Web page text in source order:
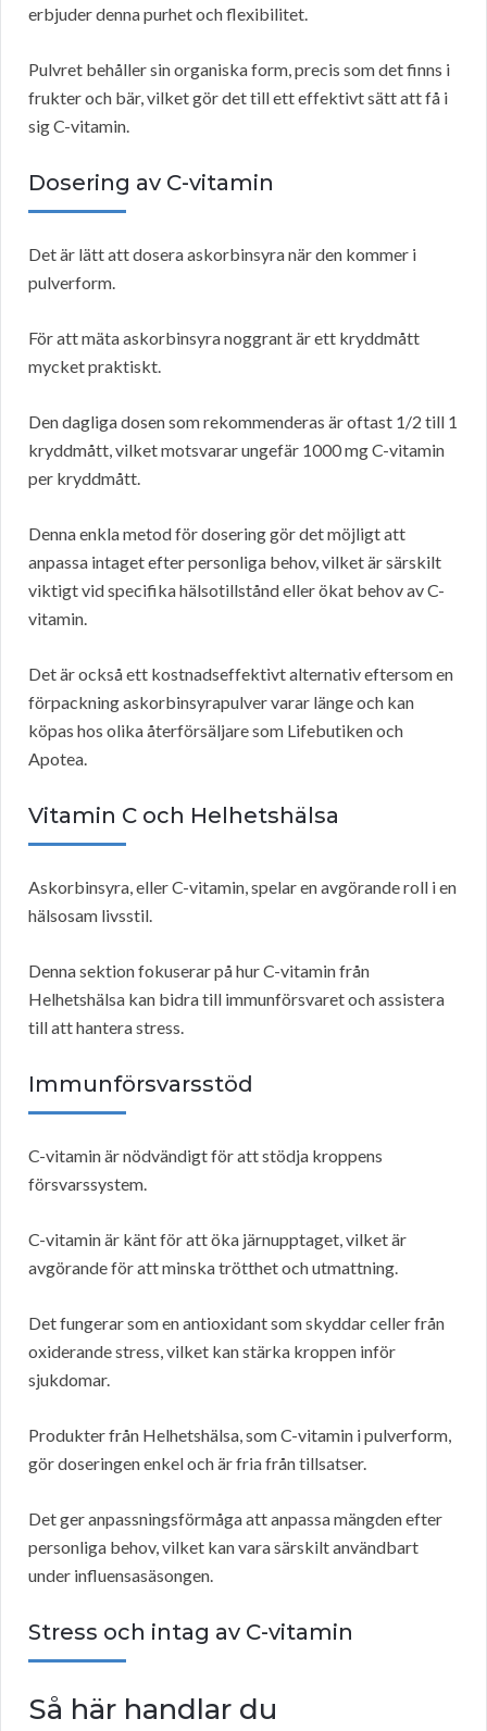
erbjuder denna purhet och flexibilitet.
Pulvret behåller sin organiska form, precis som det finns i
frukter och bär, vilket gör det till ett effektivt sätt att få i
sig C-vitamin.
Dosering av C-vitamin
Det är lätt att dosera askorbinsyra när den kommer i
pulverform.
För att mäta askorbinsyra noggrant är ett kryddmått
mycket praktiskt.
Den dagliga dosen som rekommenderas är oftast 1/2 till 1
kryddmått, vilket motsvarar ungefär 1000 mg C-vitamin
per kryddmått.
Denna enkla metod för dosering gör det möjligt att
anpassa intaget efter personliga behov, vilket är särskilt
viktigt vid specifika hälsotillstånd eller ökat behov av C-
vitamin.
Det är också ett kostnadseffektivt alternativ eftersom en
förpackning askorbinsyrapulver varar länge och kan
köpas hos olika återförsäljare som Lifebutiken och
Apotea.
Vitamin C och Helhetshälsa
Askorbinsyra, eller C-vitamin, spelar en avgörande roll i en
hälsosam livsstil.
Denna sektion fokuserar på hur C-vitamin från
Helhetshälsa kan bidra till immunförsvaret och assistera
till att hantera stress.
Immunförsvarsstöd
C-vitamin är nödvändigt för att stödja kroppens
försvarssystem.
C-vitamin är känt för att öka järnupptaget, vilket är
avgörande för att minska trötthet och utmattning.
Det fungerar som en antioxidant som skyddar celler från
oxiderande stress, vilket kan stärka kroppen inför
sjukdomar.
Produkter från Helhetshälsa, som C-vitamin i pulverform,
gör doseringen enkel och är fria från tillsatser.
Det ger anpassningsförmåga att anpassa mängden efter
personliga behov, vilket kan vara särskilt användbart
under influensasäsongen.
Stress och intag av C-vitamin
Så här handlar du